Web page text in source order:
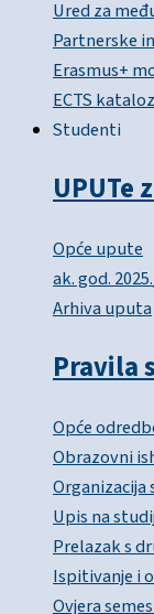
Ured za
Partnerske
Erasmus+
ECTS
Studenti
UPUTe
Opće upute
ak. god.
Arhiva uputa
Pravila
Opće
Obrazovni
Organizacija
Upis na studij
Prelazak s
Ispitivanje i
Ovjera